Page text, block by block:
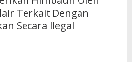
Oleh
Personel
Sat
Terkait Dengan
Secara Ilegal